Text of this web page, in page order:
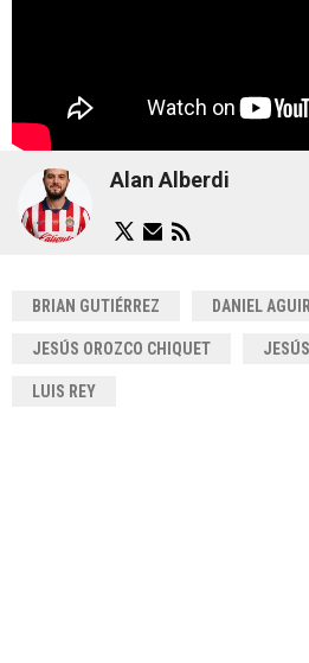
Alan Alberdi
BRIAN GUTIÉRREZ DANIEL
JESÚS OROZCO CHIQUET
LUIS REY